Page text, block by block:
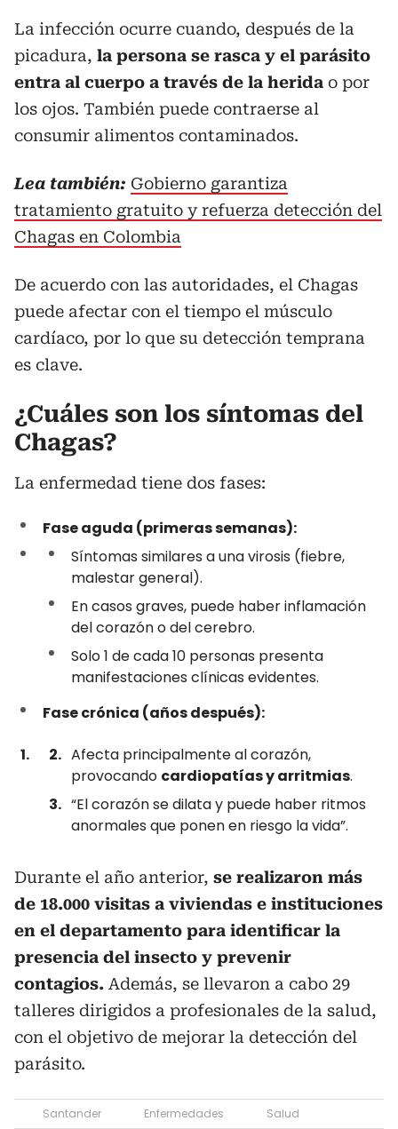
La infección ocurre cuando, después de la
picadura, la persona se rasca y el parásito
entra al cuerpo a través de la herida o por
los ojos. También puede contraerse al
consumir alimentos contaminados.
Lea también: Gobierno garantiza
tratamiento gratuito y refuerza detección del
Chagas en Colombia
De acuerdo con las autoridades, el Chagas
puede afectar con el tiempo el músculo
cardíaco, por lo que su detección temprana
es clave.
¿Cuáles son los síntomas del
Chagas?
La enfermedad tiene dos fases:
Fase aguda (primeras semanas):
Síntomas similares a una virosis (fiebre,
malestar general).
En casos graves, puede haber inflamación
del corazón o del cerebro.
Solo 1 de cada 10 personas presenta
manifestaciones clínicas evidentes.
Fase crónica (años después):
Afecta principalmente al corazón,
provocando cardiopatías y arritmias.
“El corazón se dilata y puede haber ritmos
anormales que ponen en riesgo la vida”.
Durante el año anterior, se realizaron más
de 18.000 visitas a viviendas e instituciones
en el departamento para identificar la
presencia del insecto y prevenir
contagios. Además, se llevaron a cabo 29
talleres dirigidos a profesionales de la salud,
con el objetivo de mejorar la detección del
parásito.
Santander Enfermedades Salud